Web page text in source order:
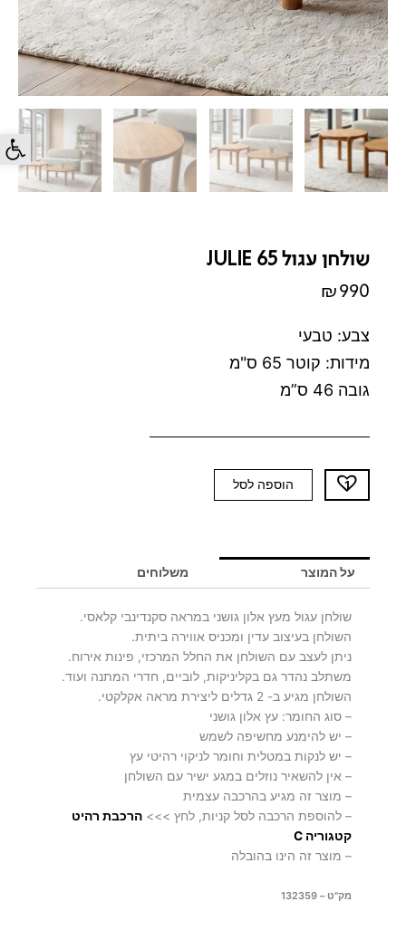
פתח
שולחן עגול JULIE 65
₪990
צבע: טבעי
מידות: קוטר 65 ס"מ
גובה 46 ס”מ
כמות
של
JULIE
הוספה לסל
על המוצר משלוחים
שולחן עגול מעץ אלון גושני במראה סקנדינבי קלאסי.
השולחן בעיצוב עדין ומכניס אווירה ביתית.
ניתן לעצב עם השולחן את החלל המרכזי, פינות אירוח.
משתלב נהדר גם בקליניקות, לוביים, חדרי המתנה ועוד.
השולחן מגיע ב- 2 גדלים ליצירת מראה אקלקטי.
– סוג החומר: עץ אלון גושני
– יש להימנע מחשיפה לשמש
– יש לנקות במטלית וחומר לניקוי רהיטי עץ
– אין להשאיר נוזלים במגע ישיר עם השולחן
– מוצר זה מגיע בהרכבה עצמית
– להוספת הרכבה לסל קניות, לחץ >>> הרכבת רהיט
קטגוריה C
– מוצר זה הינו בהובלה
מק"ט – 132359